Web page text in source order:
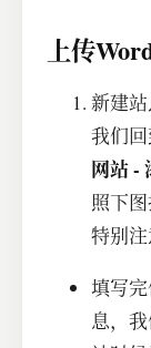
上传
新建
我们
网站 -
照下图
特别
填写
息，